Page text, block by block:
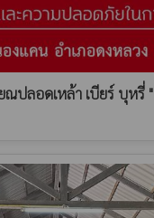
ณปลอดเหล้า เบียร์ บุหรี่ "